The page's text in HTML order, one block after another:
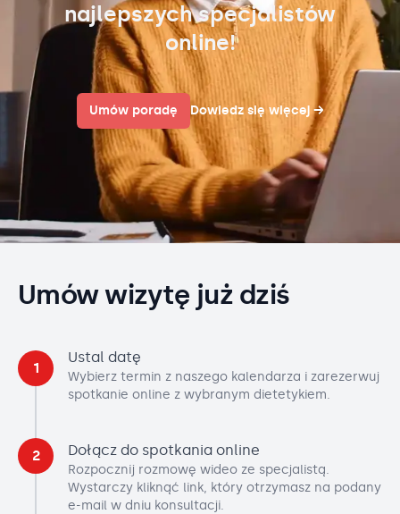
najlepszych specjalistów
online!
Umów poradę Dowiedz się więcej →
Umów wizytę już dziś
1
Ustal datę
Wybierz termin z naszego kalendarza i zarezerwuj
spotkanie online z wybranym dietetykiem.
2 Dołącz do spotkania online
Rozpocznij rozmowę wideo ze specjalistą.
Wystarczy kliknąć link, który otrzymasz na podany
e-mail w dniu konsultacji.